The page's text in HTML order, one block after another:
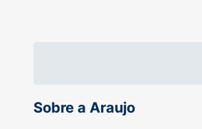
Para preservar a
Personagem:
Sobre a Araujo